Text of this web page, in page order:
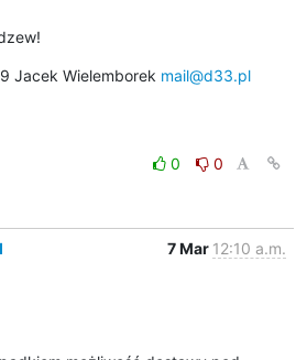
Jacek Wielemborek mail@d33.pl
0
0
7 Mar 12:10 a.m.